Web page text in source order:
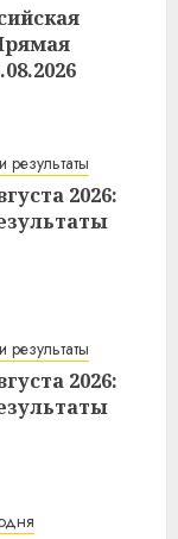
результаты
2026:
результаты
2026: